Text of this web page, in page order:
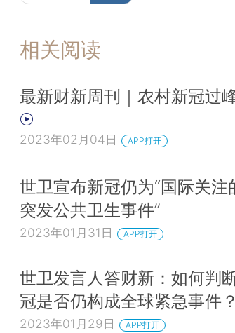
相关阅读
最新财新周刊｜农村新冠过
2023年02月04日 APP打开
世卫宣布新冠仍为“国际关注
突发公共卫生事件”
2023年01月31日 APP打开
世卫发言人答财新：如何判
冠是否仍构成全球紧急事件？
2023年01月29日 APP打开